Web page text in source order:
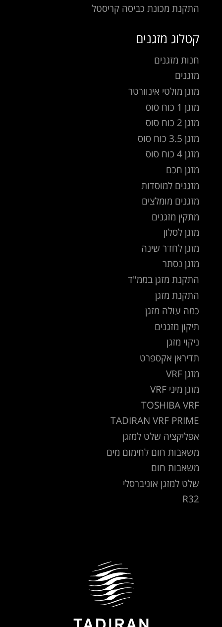
התקנת מכונת כביסה קריסטל
קטלוג מזגנים
חנות מזגנים
מזגנים
מזגן מולטי אינוורטר
מזגן 1 כוח סוס
מזגן 2 כוח סוס
מזגן 3.5 כוח סוס
מזגן 4 כוח סוס
מזגן חכם
מזגנים למוסדות
מזגנים מומלצים
מתקין מזגנים
מזגן לסלון
מזגן לחדר שינה
מזגן נסתר
התקנת מזגן בממ"ד
התקנת מזגן
כמה עולה מזגן
תיקון מזגנים
ניקוי מזגן
תדיראן אקספרט
מזגן VRF
מזגן מיני VRF
TOSHIBA VRF
TADIRAN VRF PRIME
אפליקציה שלט למזגן
משאבות חום לחימום מים
משאבות חום
שלט למזגן אוניברסלי
R32